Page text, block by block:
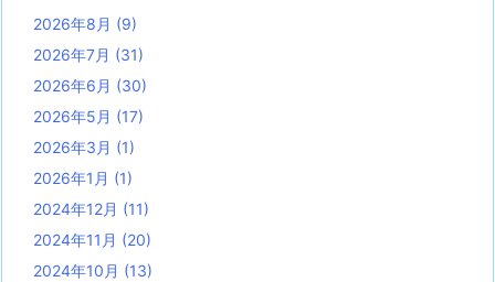
2026年8月 (9)
2026年7月 (31)
2026年6月 (30)
2026年5月 (17)
2026年3月 (1)
2026年1月 (1)
2024年12月 (11)
2024年11月 (20)
2024年10月 (13)